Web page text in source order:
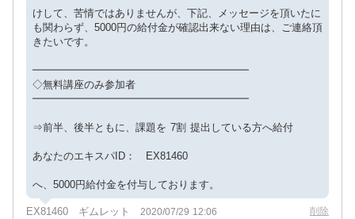
けして、苦情ではありませんが、下記、メッセージを頂いたに
も関わらず、5000円の給付金が確認出来ない理由は、ご連絡頂
きたいです。
━━━━━━━━━━━━━━━━━━━━━
◇無料講座のみ参加者
━━━━━━━━━━━━━━━━━━━━━
⇒前半、後半ともに、課題を 7割 提出している方へ給付
あなたのエキスパID： EX81460
へ、5000円給付金を付与しております。
EX81460 ギムレット 2020/07/29 12:06 削除